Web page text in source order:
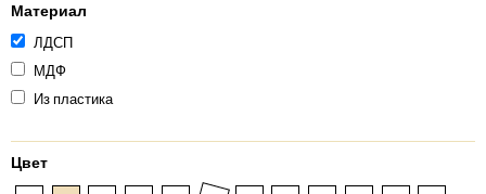
Материал
ЛДСП
МДФ
Из пластика
Цвет